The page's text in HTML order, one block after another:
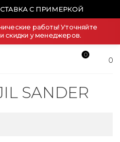
С ПРИМЕРКОЙ
работы! Уточняйте
скидки у менеджеров.
0
0
SANDER